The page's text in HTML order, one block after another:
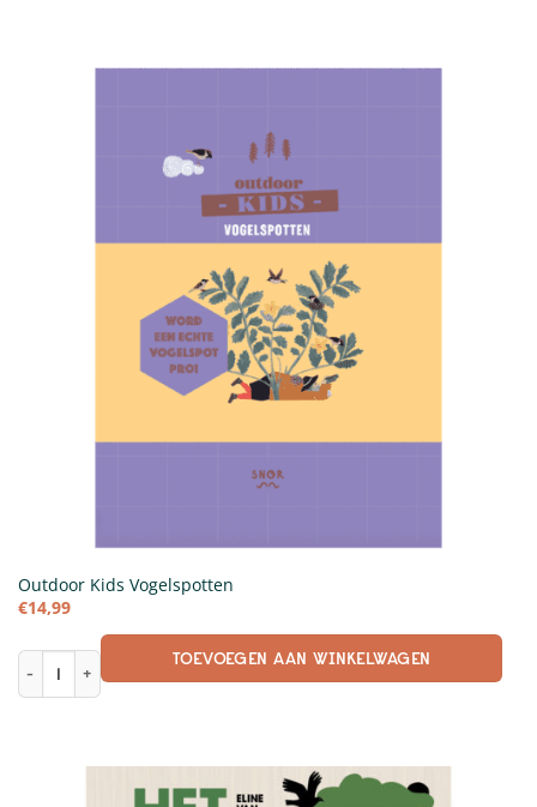
Outdoor Kids Vogelspotten
€14,99
Outdoor Kids Vogelspotten aantalTOEVOEGEN AAN WINKELWAGEN